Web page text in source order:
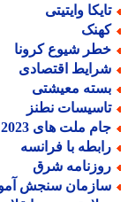
وایتیتی
شیوع کرونا
اقتصادی
معیشتی
نطنز
ملت های 2023 آسیا
با فرانسه
شرق
سنجش